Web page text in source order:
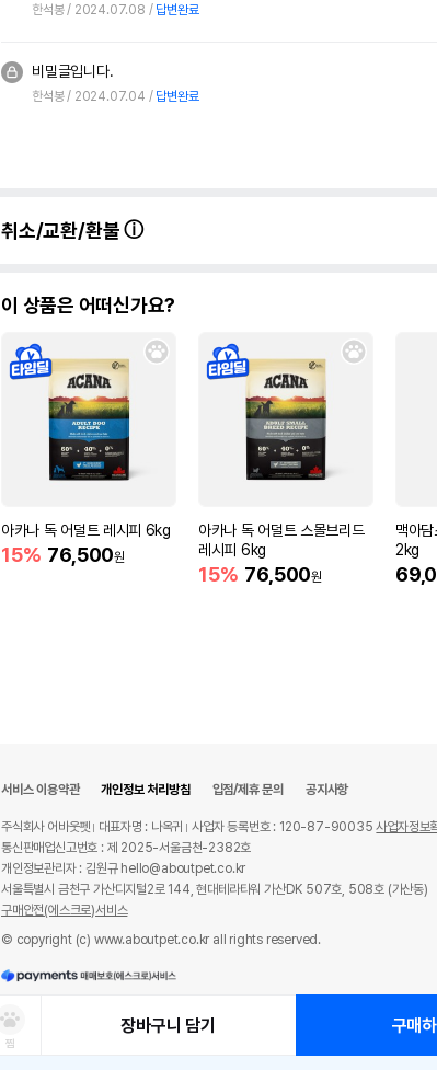
한석봉 2024.07.08 답변완료
비밀글입니다.
한석봉 2024.07.04 답변완료
취소/교환/환불
이 상품은 어떠신가요?
아카나 독 어덜트 레시피 6kg
15% 76,500원
아카나 독 어덜트 스몰브리드
레시피 6kg
15% 76,500원
맥아담
2kg
찜
장바구니 담기 구매하
서비스 이용약관 개인정보 처리방침 입점/제휴 문의 공지사항
주식회사 어바웃펫 대표자명 : 나옥귀 사업자 등록번호 : 120-87-90035사업자정보
통신판매업신고번호 : 제 2025-서울금천-2382호
개인정보관리자 : 김원규 hello@aboutpet.co.kr
서울특별시 금천구 가산디지털2로 144, 현대테라타워 가산DK 507호, 508호 (가산동)
구매안전(에스크로)서비스
© copyright (c) www.aboutpet.co.kr all rights reserved.